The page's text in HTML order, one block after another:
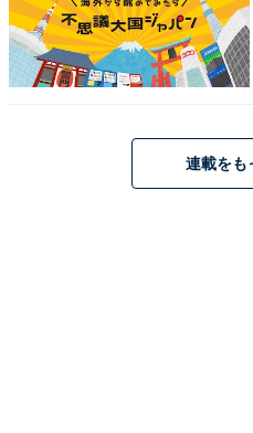
View this post
連載をも